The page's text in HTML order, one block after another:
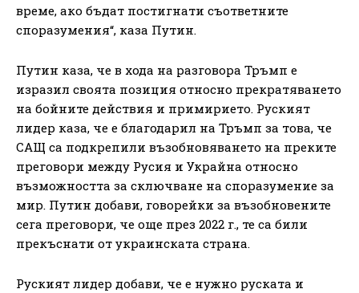
време, ако бъдат постигнати съответните
споразумения“, каза Путин.
Путин каза, че в хода на разговора Тръмп е
изразил своята позиция относно прекратяването
на бойните действия и примирието. Руският
лидер каза, че е благодарил на Тръмп за това, че
САЩ са подкрепили възобновяването на преките
преговори между Русия и Украйна относно
възможността за сключване на споразумение за
мир. Путин добави, говорейки за възобновените
сега преговори, че още през 2022 г., те са били
прекъснати от украинската страна.
Руският лидер добави, че е нужно руската и